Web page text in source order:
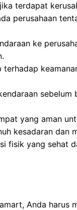
terdapat
perusahaan
ke
yang aman
kesadaran dan
fisik yang sehat
Anda harus